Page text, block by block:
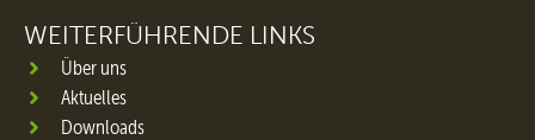
WEITERFÜHRENDE LINKS
Über uns
Aktuelles
Downloads